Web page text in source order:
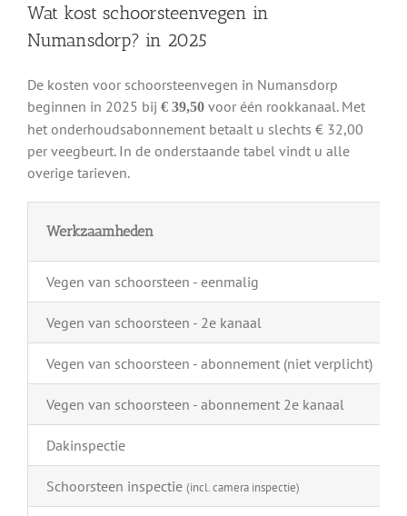
Wat kost schoorsteenvegen in
Numansdorp? in 2025
De kosten voor schoorsteenvegen in Numansdorp
beginnen in 2025 bij € 39,50voor één rookkanaal. Met
het onderhoudsabonnement betaalt u slechts € 32,00
per veegbeurt. In de onderstaande tabel vindt u alle
overige tarieven.
Werkzaamheden
Vegen van schoorsteen - eenmalig
Vegen van schoorsteen - 2e kanaal
Vegen van schoorsteen - abonnement (niet verplicht)
Vegen van schoorsteen - abonnement 2e kanaal
Dakinspectie
Schoorsteen inspectie (incl. camera inspectie)